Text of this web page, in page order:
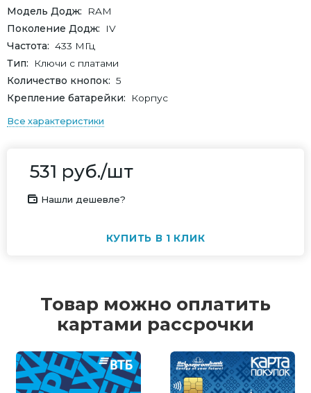
Модель Додж
RAM
Поколение Додж
IV
Частота
433 МГц
Тип
Ключи с платами
Количество кнопок
5
Крепление батарейки
Корпус
Все характеристики
531 руб./шт
Нашли дешевле?
КУПИТЬ В 1 КЛИК
Товар можно оплатить
картами рассрочки